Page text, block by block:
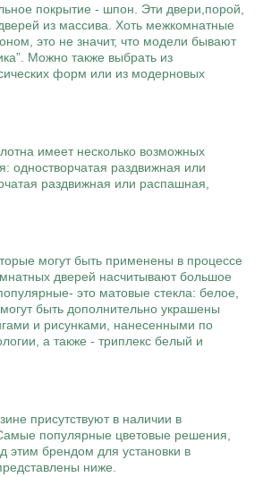
покрытие - шпон. Эти двери,порой,
из массива. Хоть межкомнатные
это не значит, что модели бывают
Можно также выбрать из
форм или из модерновых
имеет несколько возможных
одностворчатая раздвижная или
раздвижная или распашная,
могут быть применены в процессе
дверей насчитывают большое
это матовые стекла: белое,
быть дополнительно украшены
и рисунками, нанесенными по
а также - триплекс белый и
присутствуют в наличии в
популярные цветовые решения,
этим брендом для установки в
ниже.